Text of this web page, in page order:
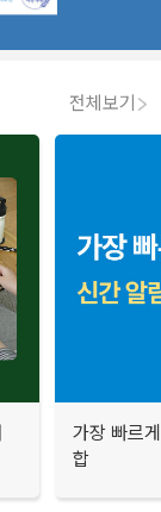
전체보기
가장 빠르
합